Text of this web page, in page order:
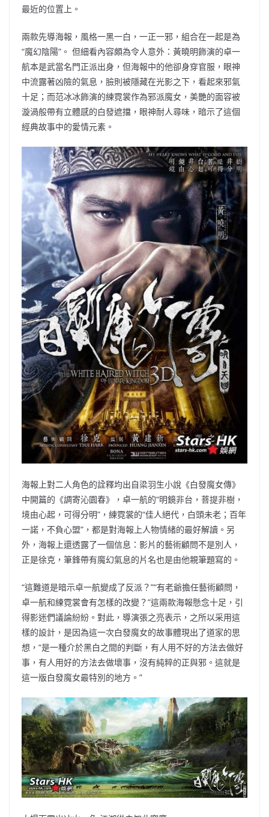
最近的位置上。
兩款先導海報，風格一黑一白，一正一邪，組合在一起是為
“魔幻陰陽”。 但細看內容頗為令人意外：黃曉明飾演的卓一
航本是武當名門正派出身，但海報中的他卻身穿官服，眼神
中流露著凶險的氣息，臉則被隱藏在光影之下，看起來邪氣
十足；而范冰冰飾演的練霓裳作為邪派魔女，美艷的面容被
漩渦般帶有立體感的白發遮擋，眼神耐人尋味，暗示了這個
經典故事中的愛情元素。
海報上對二人角色的詮釋均出自梁羽生小說《白發魔女傳》
中開篇的《調寄沁園春》，卓一航的“明鏡非台，菩提非樹，
境由心起，可得分明”，練霓裳的“佳人絕代，白頭未老；百年
一諾，不負心盟”，都是對海報上人物情緒的最好解讀。另
外，海報上還透露了一個信息：影片的藝術顧問不是別人，
正是徐克，筆鋒帶有魔幻氣息的片名也是由他親筆題寫的。
“這難道是暗示卓一航變成了反派？”“有老爺擔任藝術顧問，
卓一航和練霓裳會有怎樣的改變？”這兩款海報懸念十足，引
得影迷們議論紛紛。對此，導演張之亮表示，之所以采用這
樣的設計，是因為這一次白發魔女的故事體現出了道家的思
想，“是一種介於黑白之間的判斷，有人用不好的方法去做好
事，有人用好的方法去做壞事，沒有純粹的正與邪。這就是
這一版白發魔女最特別的地方。”